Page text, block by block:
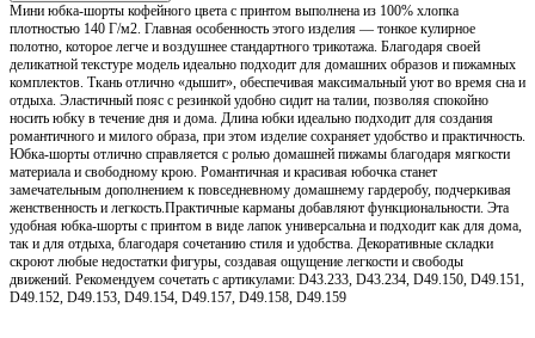
Мини юбка-шорты кофейного цвета с принтом выполнена из 100% хлопка
плотностью 140 Г/м2. Главная особенность этого изделия — тонкое кулирное
полотно, которое легче и воздушнее стандартного трикотажа. Благодаря своей
деликатной текстуре модель идеально подходит для домашних образов и пижамных
комплектов. Ткань отлично «дышит», обеспечивая максимальный уют во время сна и
отдыха. Эластичный пояс с резинкой удобно сидит на талии, позволяя спокойно
носить юбку в течение дня и дома. Длина юбки идеально подходит для создания
романтичного и милого образа, при этом изделие сохраняет удобство и практичность.
Юбка-шорты отлично справляется с ролью домашней пижамы благодаря мягкости
материала и свободному крою. Романтичная и красивая юбочка станет
замечательным дополнением к повседневному домашнему гардеробу, подчеркивая
женственность и легкость.Практичные карманы добавляют функциональности. Эта
удобная юбка-шорты с принтом в виде лапок универсальна и подходит как для дома,
так и для отдыха, благодаря сочетанию стиля и удобства. Декоративные складки
скроют любые недостатки фигуры, создавая ощущение легкости и свободы
движений. Рекомендуем сочетать с артикулами: D43.233, D43.234, D49.150, D49.151,
D49.152, D49.153, D49.154, D49.157, D49.158, D49.159